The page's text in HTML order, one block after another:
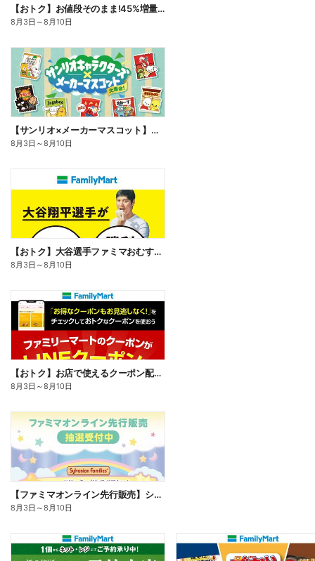
【おトク】お値段そのまま!45%増量作戦!
8月3日 ～8月10日
【サンリオ×メーカーマスコット】オリジナルグッズ貰える!
8月3日 ～8月10日
【おトク】大谷選手ファミマおむすび割
8月3日 ～8月10日
【おトク】お店で使えるクーポン配信中
8月3日 ～8月10日
【ファミマオンライン先行販売】シルバニアファミリー
8月3日 ～8月10日